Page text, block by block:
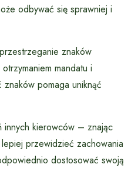
odbywać się sprawniej i
znaków
mandatu i
pomaga uniknąć
innych kierowców – znając
przewidzieć zachowania
dostosować swoją